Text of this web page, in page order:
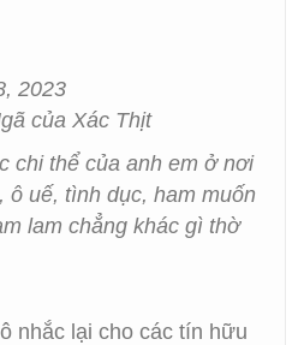
2023
của Xác Thịt
chi thể của anh em ở nơi
ô uế, tình dục, ham muốn
lam chẳng khác gì thờ
nhắc lại cho các tín hữu